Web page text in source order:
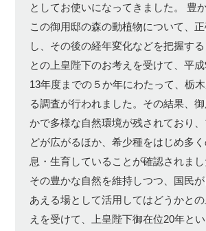
としてお使いになってきました。 豊
この御用邸の森の動植物について、
し、その後の経年変化などを把握す
との上皇陛下のお考えを受けて、平
13年度までの５か年にわたって、栃
る調査が行われました。その結果、
かで多様な自然環境が残されており
どが広がるほか、希少種をはじめ多
息・生育していることが確認されまし
その豊かな自然を維持しつつ、国民
あえる場として活用してはどうかと
えを受けて、上皇陛下御在位20年と